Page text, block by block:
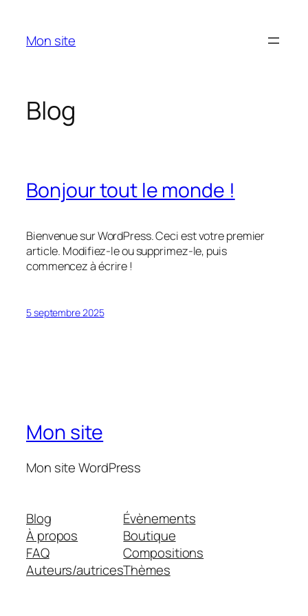
contenu
Mon site
Blog
Bonjour tout le monde !
Bienvenue sur WordPress. Ceci est votre premier
article. Modifiez-le ou supprimez-le, puis
commencez à écrire !
5 septembre 2025
Mon site
Mon site WordPress
Blog
À propos
FAQ
Auteurs/autrices
Évènements
Boutique
Compositions
Thèmes